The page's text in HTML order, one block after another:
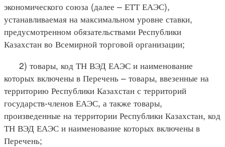
экономического союза (далее – ЕТТ ЕАЭС),
устанавливаемая на максимальном уровне ставки,
предусмотренном обязательствами Республики
Казахстан во Всемирной торговой организации;
2) товары, код ТН ВЭД ЕАЭС и наименование
которых включены в Перечень – товары, ввезенные на
территорию Республики Казахстан с территорий
государств-членов ЕАЭС, а также товары,
произведенные на территории Республики Казахстан, код
ТН ВЭД ЕАЭС и наименование которых включены в
Перечень;